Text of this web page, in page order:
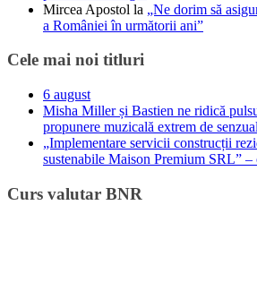
Mircea Apostol la „Ne dorim să
a României în următorii ani”
Cele mai noi titluri
6 august
Misha Miller și Bastien ne ridică
propunere muzicală extrem de
„Implementare servicii construcții
sustenabile Maison Premium SRL”
Curs valutar BNR